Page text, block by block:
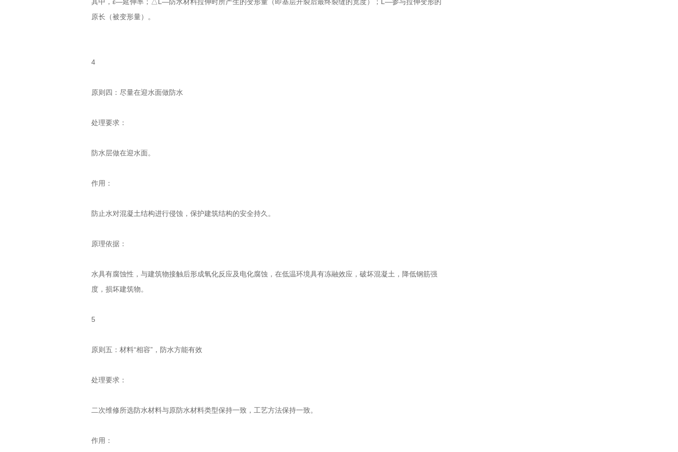
原长（被变形量）。
4
原则四：尽量在迎水面做防水
处理要求：
防水层做在迎水面。
作用：
防止水对混凝土结构进行侵蚀，保护建筑结构的安全持久。
原理依据：
水具有腐蚀性，与建筑物接触后形成氧化反应及电化腐蚀，在低温环境具有冻融效应，破坏混凝土，降低钢筋强
度，损坏建筑物。
5
原则五：材料“相容”，防水方能有效
处理要求：
二次维修所选防水材料与原防水材料类型保持一致，工艺方法保持一致。
作用：